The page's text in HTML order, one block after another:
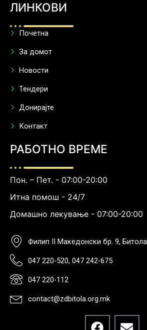
ЛИНКОВИ
Почетна
За домот
Новости
Тендери
Донирајте
Контакт
РАБОТНО ВРЕМЕ
Пон. – Пет. - 07:00-20:00
Итна помош - 24/7
Домашно лекување - 07:00-20:00
Филип II Македонски бр. 9, Битола
047 220-520, 047 242-675
047 220-112
contact@zdbitola.org.mk
F
E